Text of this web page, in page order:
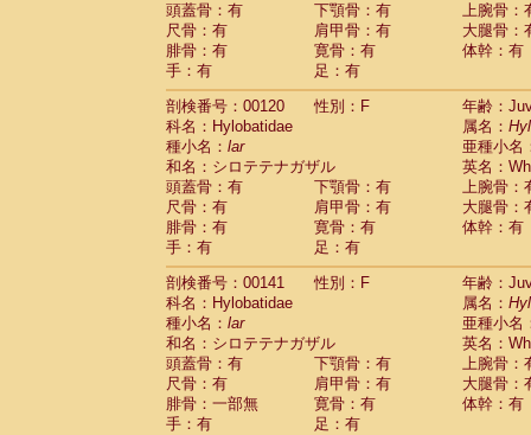
頭蓋骨：有
下顎骨：有
上腕骨：
尺骨：有
肩甲骨：有
大腿骨：
腓骨：有
寛骨：有
体幹：有
手：有
足：有
剖検番号：00120
性別：F
年齢：
科名：Hylobatidae
属名：
種小名： lar
亜種小名
和名：シロテテナガザル
英名：
頭蓋骨：有
下顎骨：有
上腕骨：
尺骨：有
肩甲骨：有
大腿骨：
腓骨：有
寛骨：有
体幹：有
手：有
足：有
剖検番号：00141
性別：F
年齢：
科名：Hylobatidae
属名：
種小名： lar
亜種小名
和名：シロテテナガザル
英名：
頭蓋骨：有
下顎骨：有
上腕骨：
尺骨：有
肩甲骨：有
大腿骨：
腓骨：一部無
寛骨：有
体幹：有
手：有
足：有